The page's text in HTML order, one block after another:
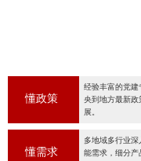
懂政策
经验丰富的党建
央到地方最新政
展。
懂需求
多地域多行业
能需求，细分产